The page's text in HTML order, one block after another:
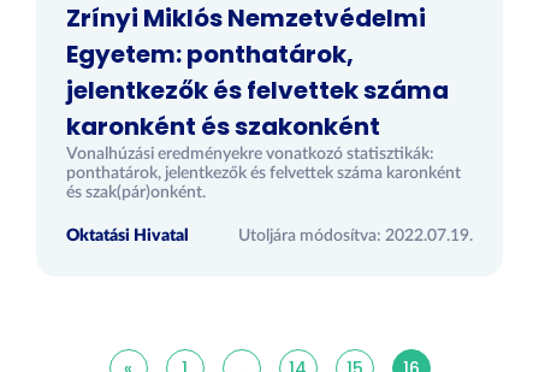
Zrínyi Miklós Nemzetvédelmi
Egyetem: ponthatárok,
jelentkezők és felvettek száma
karonként és szakonként
Vonalhúzási eredményekre vonatkozó statisztikák:
ponthatárok, jelentkezők és felvettek száma karonként
és szak(pár)onként.
Oktatási Hivatal Utoljára módosítva: 2022.07.19.